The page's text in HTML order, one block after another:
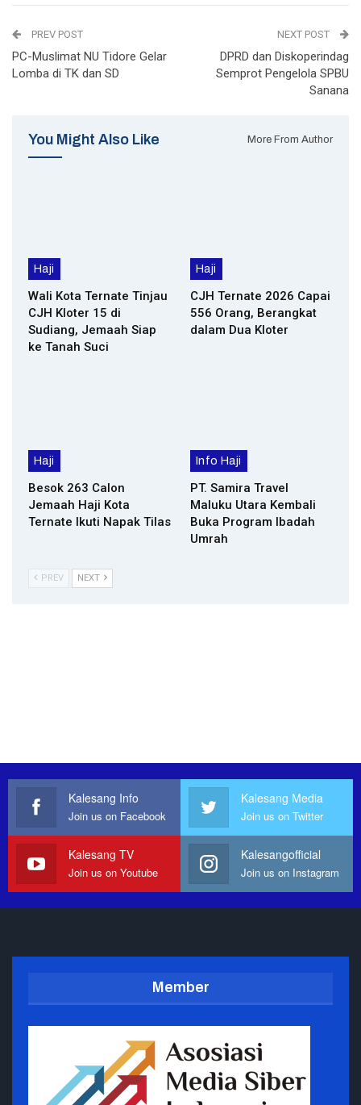
PREV POST
PC-Muslimat NU Tidore Gelar
Lomba di TK dan SD
NEXT POST
DPRD dan Diskoperindag
Semprot Pengelola SPBU
Sanana
You Might Also Like More From Author
Haji
Wali Kota Ternate Tinjau
CJH Kloter 15 di
Sudiang, Jemaah Siap
ke Tanah Suci
Haji
CJH Ternate 2026 Capai
556 Orang, Berangkat
dalam Dua Kloter
Haji
Besok 263 Calon
Jemaah Haji Kota
Ternate Ikuti Napak Tilas
Info Haji
PT. Samira Travel
Maluku Utara Kembali
Buka Program Ibadah
Umrah
PREV NEXT
Kalesang Info
Join us on Facebook
Kalesang Media
Join us on Twitter
Kalesang TV
Join us on Youtube
Kalesangofficial
Join us on Instagram
Member